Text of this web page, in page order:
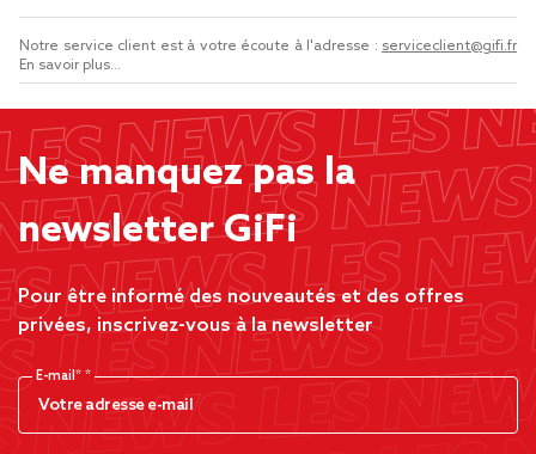
Notre service client est à votre écoute à l'adresse : serviceclient@gifi.fr
En savoir plus...
Ne manquez pas la
newsletter GiFi
Pour être informé des nouveautés et des offres
privées, inscrivez-vous à la newsletter
E-mail*